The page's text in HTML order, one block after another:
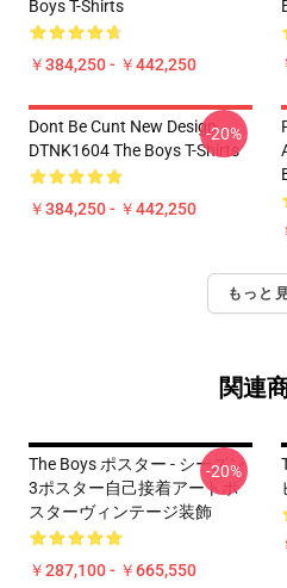
Boys T-Shirts
￥384,250 - ￥442,250
Dont Be Cunt New Design
DTNK1604 The Boys T-Shirts
￥384,250 - ￥442,250
-20%
もっと
関連
The Boys ポスター - シーズン
3ポスター自己接着アートポ
スターヴィンテージ装飾
￥287,100 - ￥665,550
-20%